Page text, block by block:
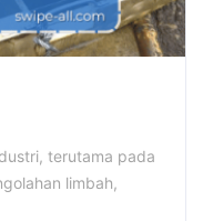
terutama pada
limbah,